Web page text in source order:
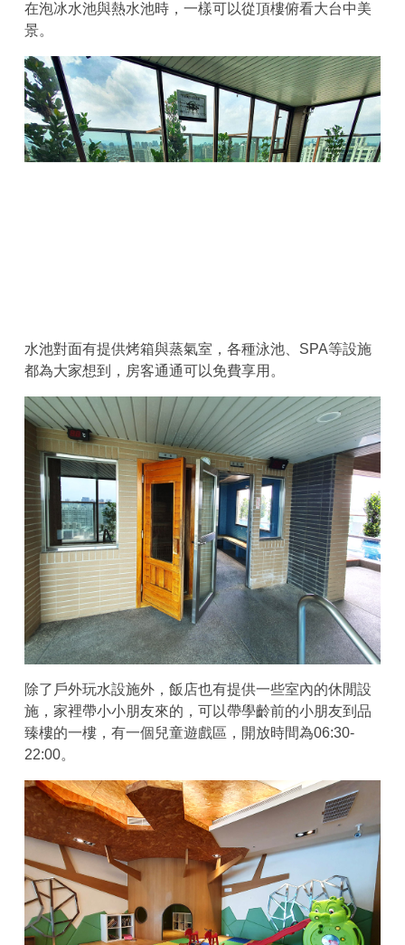
在泡冰水池與熱水池時，一樣可以從頂樓俯看大台中美
景。
水池對面有提供烤箱與蒸氣室，各種泳池、SPA等設施
都為大家想到，房客通通可以免費享用。
除了戶外玩水設施外，飯店也有提供一些室內的休閒設
施，家裡帶小小朋友來的，可以帶學齡前的小朋友到品
臻樓的一樓，有一個兒童遊戲區，開放時間為06:30-
22:00。